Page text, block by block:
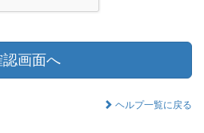
認画面へ
ヘルプ一覧に戻る